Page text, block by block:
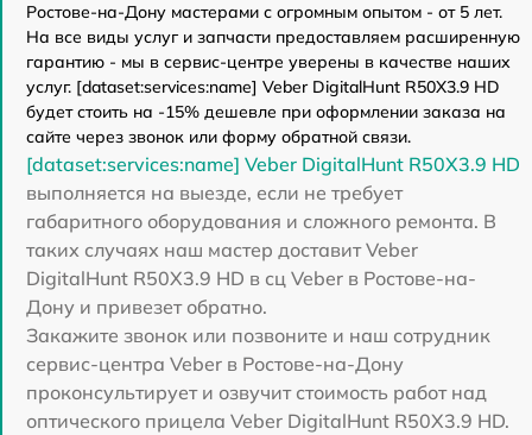
Ростове-на-Дону мастерами с огромным опытом - от 5 лет.
На все виды услуг и запчасти предоставляем расширенную
гарантию - мы в сервис-центре уверены в качестве наших
услуг. [dataset:services:name] Veber DigitalHunt R50X3.9 HD
будет стоить на -15% дешевле при оформлении заказа на
сайте через звонок или форму обратной связи.
[dataset:services:name] Veber DigitalHunt R50X3.9 HD
выполняется на выезде, если не требует
габаритного оборудования и сложного ремонта. В
таких случаях наш мастер доставит Veber
DigitalHunt R50X3.9 HD в сц Veber в Ростове-на-
Дону и привезет обратно.
Закажите звонок или позвоните и наш сотрудник
сервис-центра Veber в Ростове-на-Дону
проконсультирует и озвучит стоимость работ над
оптического прицела Veber DigitalHunt R50X3.9 HD.